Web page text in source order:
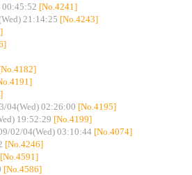
00:45:52 [No.4241]
21:14:25 [No.4243]
04(Wed) 02:26:00 [No.4195]
19:52:29 [No.4199]
02/04(Wed) 03:10:44 [No.4074]
[No.4246]
[No.4591]
[No.4586]